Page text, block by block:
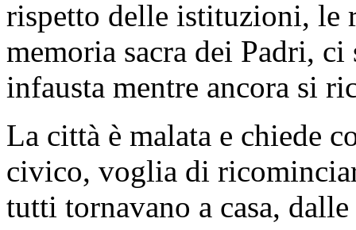
rispetto delle istituzioni, le
memoria sacra dei Padri,
infausta mentre ancora si
La città è malata e chiede
civico, voglia di
tutti tornavano a casa,